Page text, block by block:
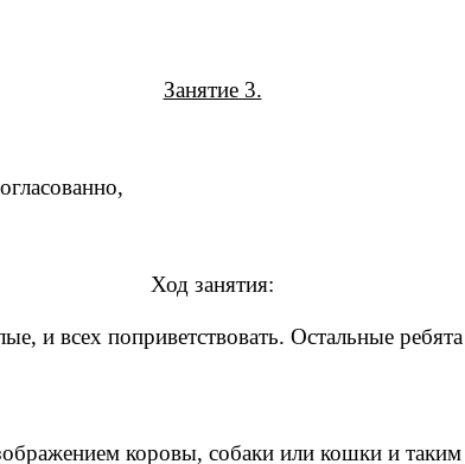
Занятие 3.
Ход занятия:
и всех поприветствовать. Остальные
коровы, собаки или кошки и